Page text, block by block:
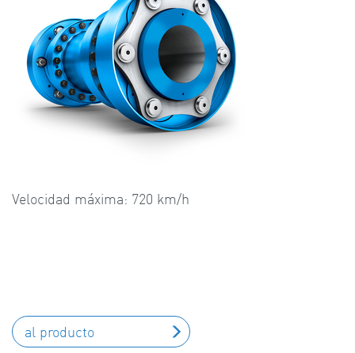
Velocidad máxima: 720 km/h
al producto